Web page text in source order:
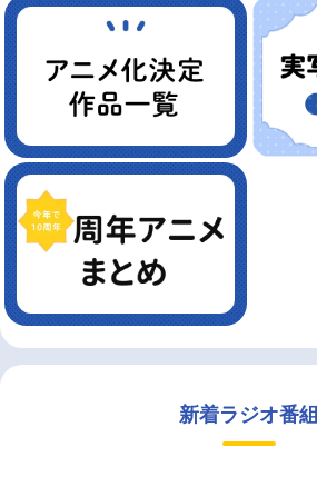
新着ラジオ番組